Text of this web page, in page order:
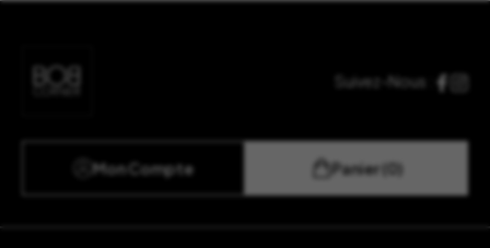
Suivez-Nous :
Mon Compte Panier (0)